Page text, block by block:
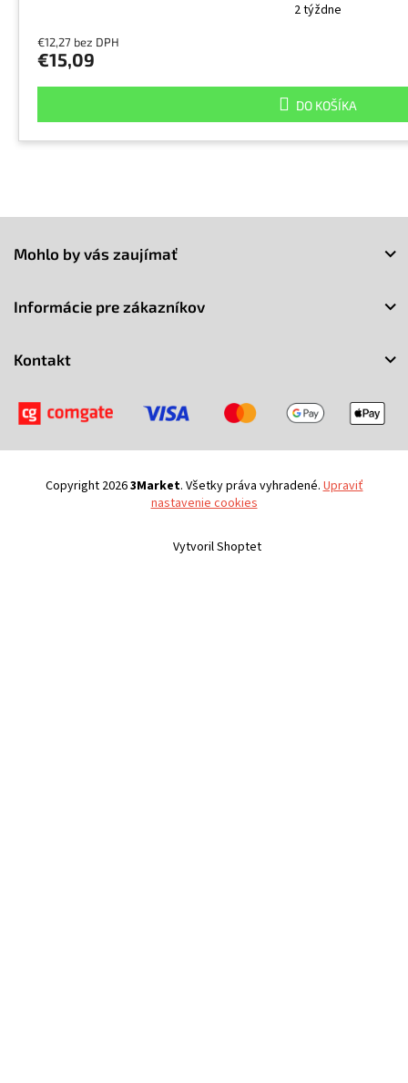
2 týždne
€12,27 bez DPH
€15,09
DO KOŠÍKA
Mohlo by vás zaujímať
Informácie pre zákazníkov
Kontakt
Vytvoril Shoptet
Copyright 20263Market. Všetky práva vyhradené. Upraviť
nastavenie cookies